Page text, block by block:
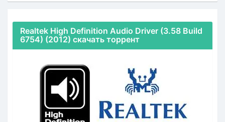
Realtek High Definition Audio Driver (3.58 Build
6754) (2012) скачать торрент